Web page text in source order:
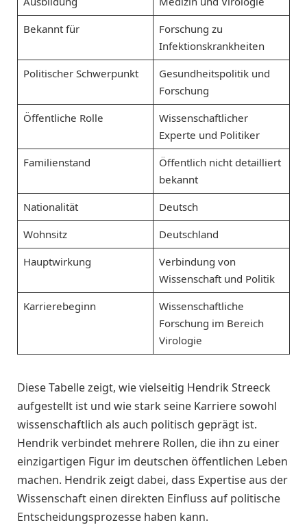
Bekannt für
Forschung zu
Infektionskrankheiten
Politischer Schwerpunkt
Gesundheitspolitik und
Forschung
Öffentliche Rolle
Wissenschaftlicher
Experte und Politiker
Familienstand
Öffentlich nicht detailliert
bekannt
Nationalität
Deutsch
Wohnsitz
Deutschland
Hauptwirkung
Verbindung von
Wissenschaft und Politik
Karrierebeginn
Wissenschaftliche
Forschung im Bereich
Virologie
Diese Tabelle zeigt, wie vielseitig Hendrik Streeck
aufgestellt ist und wie stark seine Karriere sowohl
wissenschaftlich als auch politisch geprägt ist.
Hendrik verbindet mehrere Rollen, die ihn zu einer
einzigartigen Figur im deutschen öffentlichen Leben
machen. Hendrik zeigt dabei, dass Expertise aus der
Wissenschaft einen direkten Einfluss auf politische
Entscheidungsprozesse haben kann.